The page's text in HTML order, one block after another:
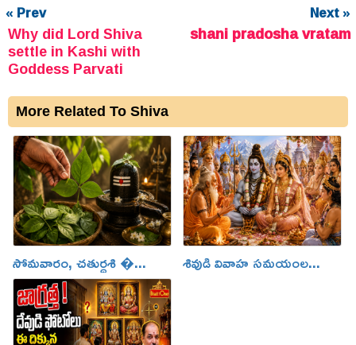
« Prev
Why did Lord Shiva
settle in Kashi with
Goddess Parvati
Next »
shani pradosha vratam
More Related To Shiva
సోమవారం, చతుర్దశి �... శివుడి వివాహ సమయంల...